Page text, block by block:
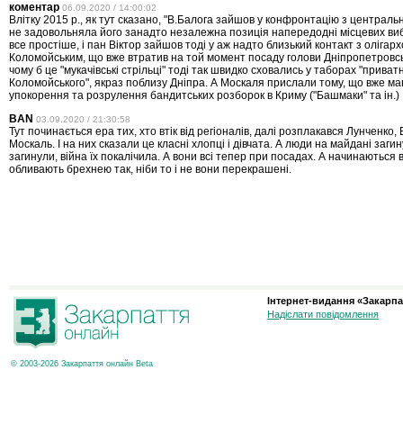
коментар 06.09.2020 / 14:00:02
Влітку 2015 р., як тут сказано, "В.Балога зайшов у конфронтацію з
не задовольняла його занадто незалежна позиція напередодні місцевих
все простіше, і пан Віктор зайшов тоді у аж надто близький контакт з
Коломойським, що вже втратив на той момент посаду голови
чому б це "мукачівські стрільці" тоді так швидко сховались у таборах
Коломойського", якраз поблизу Дніпра. А Москаля прислали тому, що вже
упокорення та розрулення бандитських розборок в Криму ("Башмаки" та ін.)
BAN 03.09.2020 / 21:30:58
Тут починається ера тих, хто втік від регіоналів, далі розплакався
Москаль. І на них сказали це класні хлопці і дівчата. А люди на майдані
загинули, війна їх покалічила. А вони всі тепер при посадах. А начинаються
обливають брехнею так, ніби то і не вони перекрашені.
© 2003-2026 Закарпаття онлайн Beta
Інтернет-видання
Надіслати повідомлення